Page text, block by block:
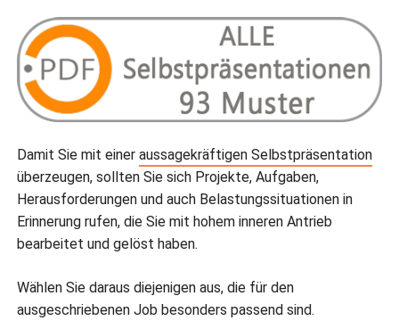
Damit Sie mit einer aussagekräftigen Selbstpräsentation
überzeugen, sollten Sie sich Projekte, Aufgaben,
Herausforderungen und auch Belastungssituationen in
Erinnerung rufen, die Sie mit hohem inneren Antrieb
bearbeitet und gelöst haben.
Wählen Sie daraus diejenigen aus, die für den
ausgeschriebenen Job besonders passend sind.